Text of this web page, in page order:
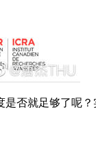
否就足够了呢？